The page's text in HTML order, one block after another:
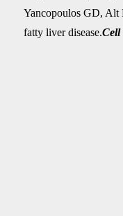
Yancopoulos GD, Alt
fatty liver disease.Cell